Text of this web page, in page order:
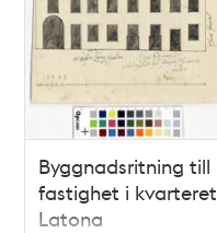
Byggnadsritning till
fastighet i kvarteret
Latona